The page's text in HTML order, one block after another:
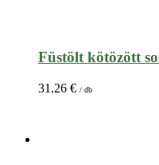
Füstölt kötözött
31.26 € / db